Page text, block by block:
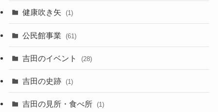
健康吹き矢 (1)
公民館事業 (61)
吉田のイベント (28)
吉田の史跡 (1)
吉田の見所・食べ所 (1)